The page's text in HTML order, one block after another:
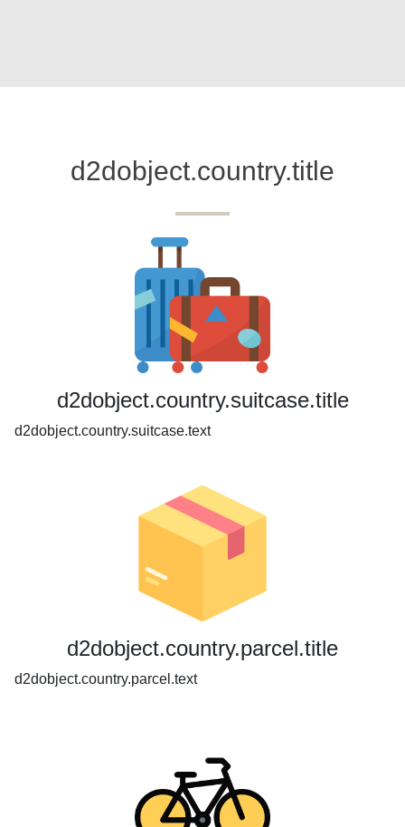
d2dobject.country.title
d2dobject.country.suitcase.title
d2dobject.country.suitcase.text
d2dobject.country.parcel.title
d2dobject.country.parcel.text